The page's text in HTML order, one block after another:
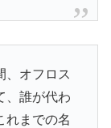
、オフロス
、誰が代わ
れまでの名